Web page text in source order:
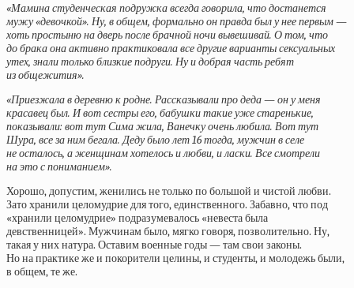
«Мамина студенческая подружка всегда говорила, что достанется
мужу «девочкой». Ну, в общем, формально он правда был у нее первым —
хоть простыню на дверь после брачной ночи вывешивай. О том, что
до брака она активно практиковала все другие варианты сексуальных
утех, знали только близкие подруги. Ну и добрая часть ребят
из общежития».
«Приезжала в деревню к родне. Рассказывали про деда — он у меня
красавец был. И вот сестры его, бабушки такие уже старенькие,
показывали: вот тут Сима жила, Ванечку очень любила. Вот тут
Шура, все за ним бегала. Деду было лет 16 тогда, мужчин в селе
не осталось, а женщинам хотелось и любви, и ласки. Все смотрели
на это с пониманием».
Хорошо, допустим, женились не только по большой и чистой любви.
Зато хранили целомудрие для того, единственного. Забавно, что под
«хранили целомудрие» подразумевалось «невеста была
девственницей». Мужчинам было, мягко говоря, позволительно. Ну,
такая у них натура. Оставим военные годы — там свои законы.
Но на практике же и покорители целины, и студенты, и молодежь были,
в общем, те же.